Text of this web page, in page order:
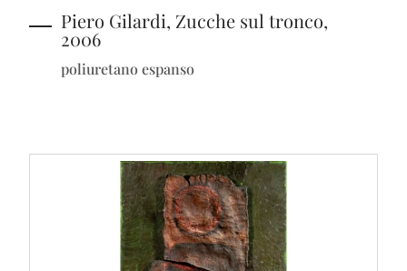
Piero Gilardi, Zucche sul tronco,
2006
poliuretano espanso